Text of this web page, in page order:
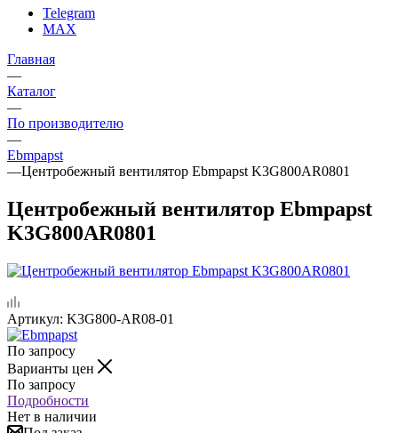
Telegram
MAX
Главная
—
Каталог
—
По производителю
—
Ebmpapst
—Центробежный вентилятор Ebmpapst K3G800AR0801
Центробежный вентилятор Ebmpapst
K3G800AR0801
Артикул: K3G800-AR08-01
По запросу
Варианты цен
По запросу
Подробности
Нет в наличии